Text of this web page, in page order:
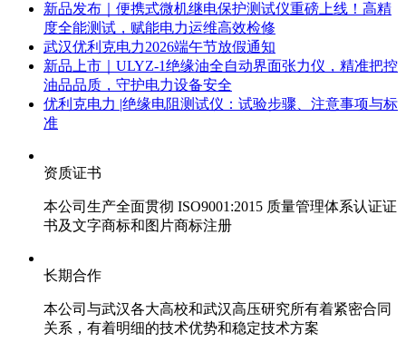
新品发布｜便携式微机继电保护测试仪重磅上线！高精
度全能测试，赋能电力运维高效检修
武汉优利克电力2026端午节放假通知
新品上市｜ULYZ-1绝缘油全自动界面张力仪，精准把控
油品品质，守护电力设备安全
优利克电力 |绝缘电阻测试仪：试验步骤、注意事项与标
准​
资质证书
本公司生产全面贯彻 ISO9001:2015 质量管理体系认证证
书及文字商标和图片商标注册
长期合作
本公司与武汉各大高校和武汉高压研究所有着紧密合同
关系，有着明细的技术优势和稳定技术方案